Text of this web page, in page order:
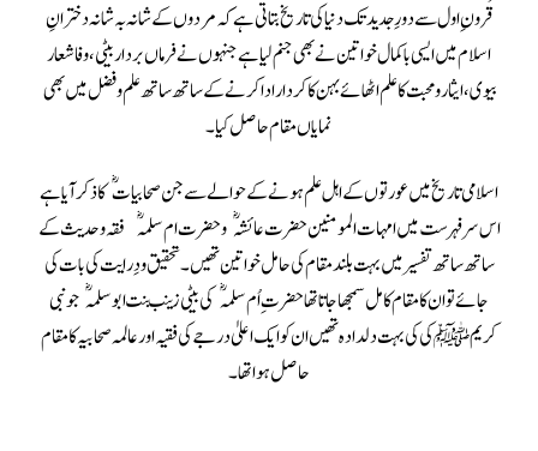
قُرون ِاول سے دورِ جدید تک دنیا کی تاریخ بتاتی ہے کہ مردوں کے شانہ بہ شانہ دخترانِ
اسلام میں ایسی باکمال خواتین نے بھی جنم لیا ہے جنہوں نے فرما ں بردار بیٹی ، وفا شعار
بیوی ،ایثار ومحبت کا علم اٹھائے بہن کا کردار ادا کرنے کے ساتھ ساتھ علم وفضل میں بھی
نمایاں مقام حاصل کیا ۔
اسلامی تاریخ میں عورتوں کے اہل علم ہونے کے حوالے سے جن صحابیات  کا ذکر آیا ہے
اس سر فہرست میں امہات المومنین حضرت عائشہ و حضرت ام سلمہ فقہ وحدیث کے
ساتھ ساتھ تفسیر میں بہت بلند مقام کی حامل خواتین تھیں ۔ تحقیق و دِرایت کی بات کی
جائے تو ان کا مقام کامل سمجھا جاتا تھا حضرت ِ اُم سلمہ کی بیٹی زینب بنت ابوسلمہ جو نبی
کریم ﷺ کی کی بہت دلدادہ تھیں ان کو ایک اعلیٰ درجے کی فقیہ اور عالمہ صحابیہ کا مقام
حاصل ہو اتھا ۔